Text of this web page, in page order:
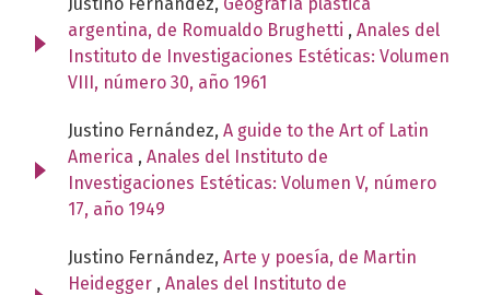
argentina, de Romualdo Brughetti , Anales del
Instituto de Investigaciones Estéticas: Volumen
VIII, número 30, año 1961
Justino Fernández, A guide to the Art of Latin
America , Anales del Instituto de
Investigaciones Estéticas: Volumen V, número
17, año 1949
Justino Fernández, Arte y poesía, de Martin
Heidegger , Anales del Instituto de